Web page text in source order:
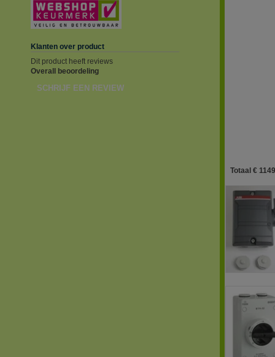
Klanten over product
Dit product heeft reviews
Overall beoordeling
SCHRIJF EEN REVIEW
Totaal €